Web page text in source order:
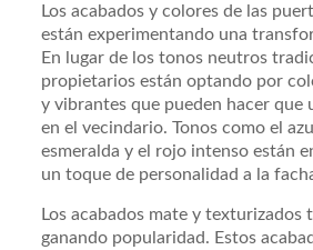
Los acabados y colores de las
están experimentando una
En lugar de los tonos neutros
propietarios están optando por
y vibrantes que pueden hacer que
en el vecindario. Tonos como el
esmeralda y el rojo intenso están
un toque de personalidad a la
Los acabados mate y texturizados
ganando popularidad. Estos